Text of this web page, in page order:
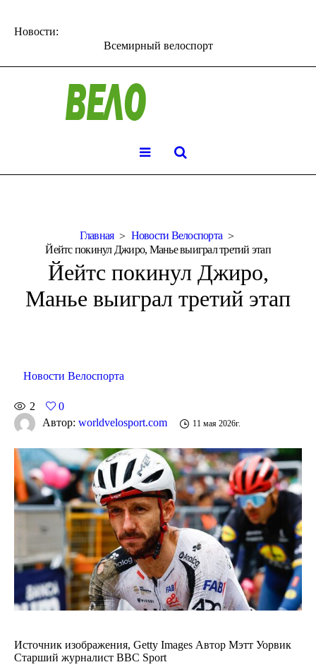
Новости:
Всемирный велоспорт
Главная
Новости Велоспорта
Йейтс покинул Джиро, Манье выиграл третий этап
Йейтс покинул Джиро,
Манье выиграл третий этап
Новости Велоспорта
2
0
Автор: worldvelosport.com 11 мая 2026г.
Источник изображения, Getty Images Автор Мэтт Уорвик
Старший журналист BBC Sport